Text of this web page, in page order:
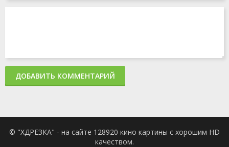
ДОБАВИТЬ КОММЕНТАРИЙ
© "ХДРЕЗКА" - на сайте 128920 кино картины с хорошим HD
качеством.